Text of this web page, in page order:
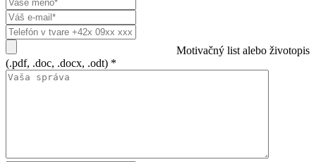
Motivačný list alebo životopis
(.pdf, .doc, .docx, .odt) *